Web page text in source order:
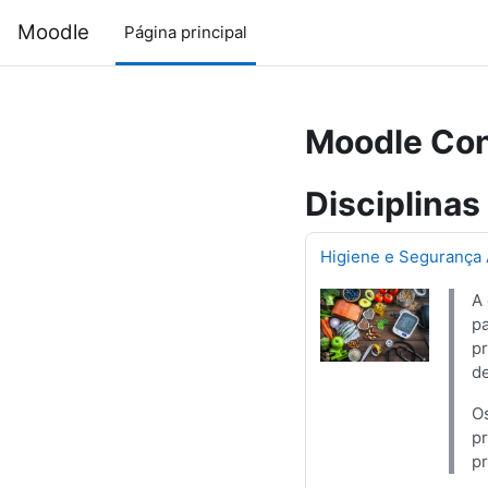
Moodle Página principal
Moodle
Higiene e Segurança
A